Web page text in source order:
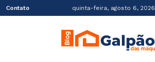
Contato quinta-feira, agosto 6, 2026